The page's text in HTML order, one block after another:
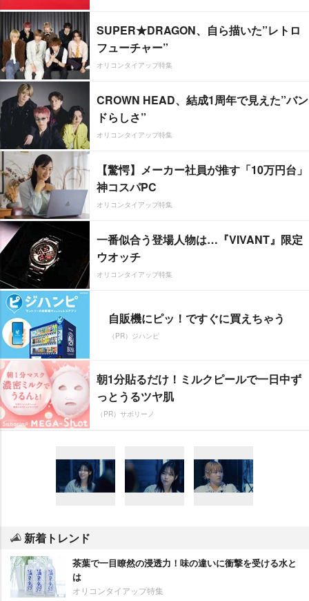
SUPER★DRAGON、自ら描いた”レトロ
フューチャー”
オリコンタイアップ特集
CROWN HEAD、結成1周年で見えた”バン
ドらしさ”
オリコンタイアップ特集
【驚愕】メーカー社員が推す「10万円台」
神コスパPC
オリコンタイアップ特集
一番似合う登場人物は…『VIVANT』限定
ウオッチ
オリコンタイアップ特集
自販機にピッ！ですぐに買えちゃう
（PR）ジハンピ
朝1分貼るだけ！ミルクピールで一日中ず
っとうるツヤ肌
（PR）サボリーノ
新着トレンド
茶葉で一目瞭然の浸透力！味の違いに衝撃を受ける水と
は
オリコンタイアップ特集